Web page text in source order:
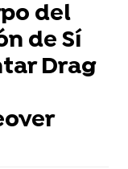
del
de Sí
Drag